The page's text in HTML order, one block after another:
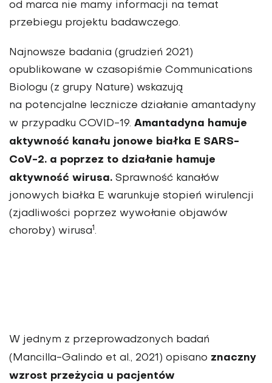
od marca nie mamy informacji na temat
przebiegu projektu badawczego.
Najnowsze badania (grudzień 2021)
opublikowane w czasopiśmie Communications
Biologu (z grupy Nature) wskazują
na potencjalne lecznicze działanie amantadyny
w przypadku COVID-19. Amantadyna hamuje
aktywność kanału jonowe białka E SARS-
CoV-2. a poprzez to działanie hamuje
aktywność wirusa. Sprawność kanałów
jonowych białka E warunkuje stopień wirulencji
(zjadliwości poprzez wywołanie objawów
choroby) wirusa1.
W jednym z przeprowadzonych badań
(Mancilla-Galindo et al., 2021) opisano znaczny
wzrost przeżycia u pacjentów